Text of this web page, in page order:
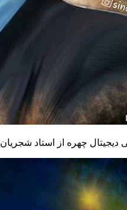
چهره از استاد شجریان